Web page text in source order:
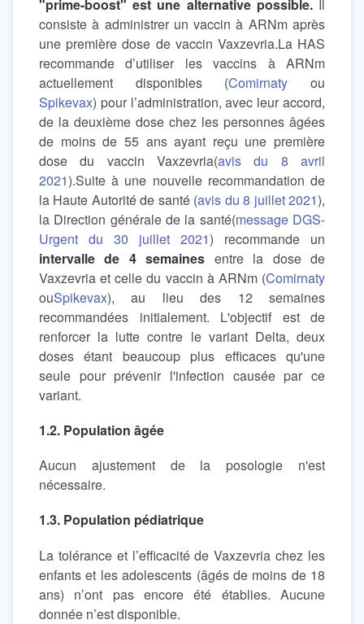
"prime-boost" est une alternative possible.Il
consiste à administrer un vaccin à ARNm après
une première dose de vaccin Vaxzevria.La HAS
recommande d’utiliser les vaccins à ARNm
actuellement disponibles (Comirnaty ou
Spikevax) pour l’administration, avec leur accord,
de la deuxième dose chez les personnes âgées
de moins de 55 ans ayant reçu une première
dose du vaccin Vaxzevria(avis du 8 avril
2021).Suite à une nouvelle recommandation de
la Haute Autorité de santé (avis du 8 juillet 2021),
la Direction générale de la santé(message DGS-
Urgent du 30 juillet 2021) recommande un
intervalle de 4 semaines entre la dose de
Vaxzevria et celle du vaccin à ARNm (Comirnaty
ouSpikevax), au lieu des 12 semaines
recommandées initialement. L'objectif est de
renforcer la lutte contre le variant Delta, deux
doses étant beaucoup plus efficaces qu'une
seule pour prévenir l'infection causée par ce
variant.
1.2. Population âgée
Aucun ajustement de la posologie n'est
nécessaire.
1.3. Population pédiatrique
La tolérance et l’efficacité de Vaxzevria chez les
enfants et les adolescents (âgés de moins de 18
ans) n’ont pas encore été établies. Aucune
donnée n’est disponible.